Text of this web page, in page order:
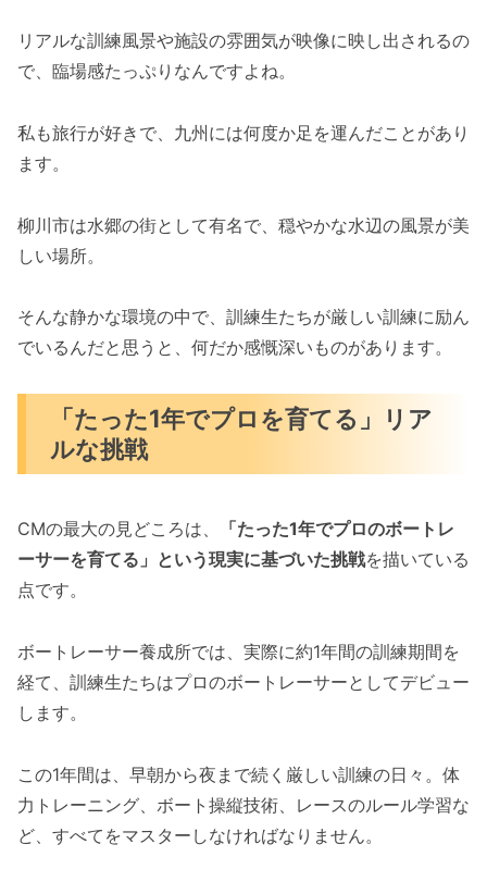
リアルな訓練風景や施設の雰囲気が映像に映し出されるの
で、臨場感たっぷりなんですよね。
私も旅行が好きで、九州には何度か足を運んだことがあり
ます。
柳川市は水郷の街として有名で、穏やかな水辺の風景が美
しい場所。
そんな静かな環境の中で、訓練生たちが厳しい訓練に励ん
でいるんだと思うと、何だか感慨深いものがあります。
「たった1年でプロを育てる」リア
ルな挑戦
CMの最大の見どころは、
「たった1年でプロのボートレ
ーサーを育てる」という現実に基づいた挑戦を描いている
点です。
ボートレーサー養成所では、実際に約1年間の訓練期間を
経て、訓練生たちはプロのボートレーサーとしてデビュー
します。
この1年間は、早朝から夜まで続く厳しい訓練の日々。体
力トレーニング、ボート操縦技術、レースのルール学習な
ど、すべてをマスターしなければなりません。